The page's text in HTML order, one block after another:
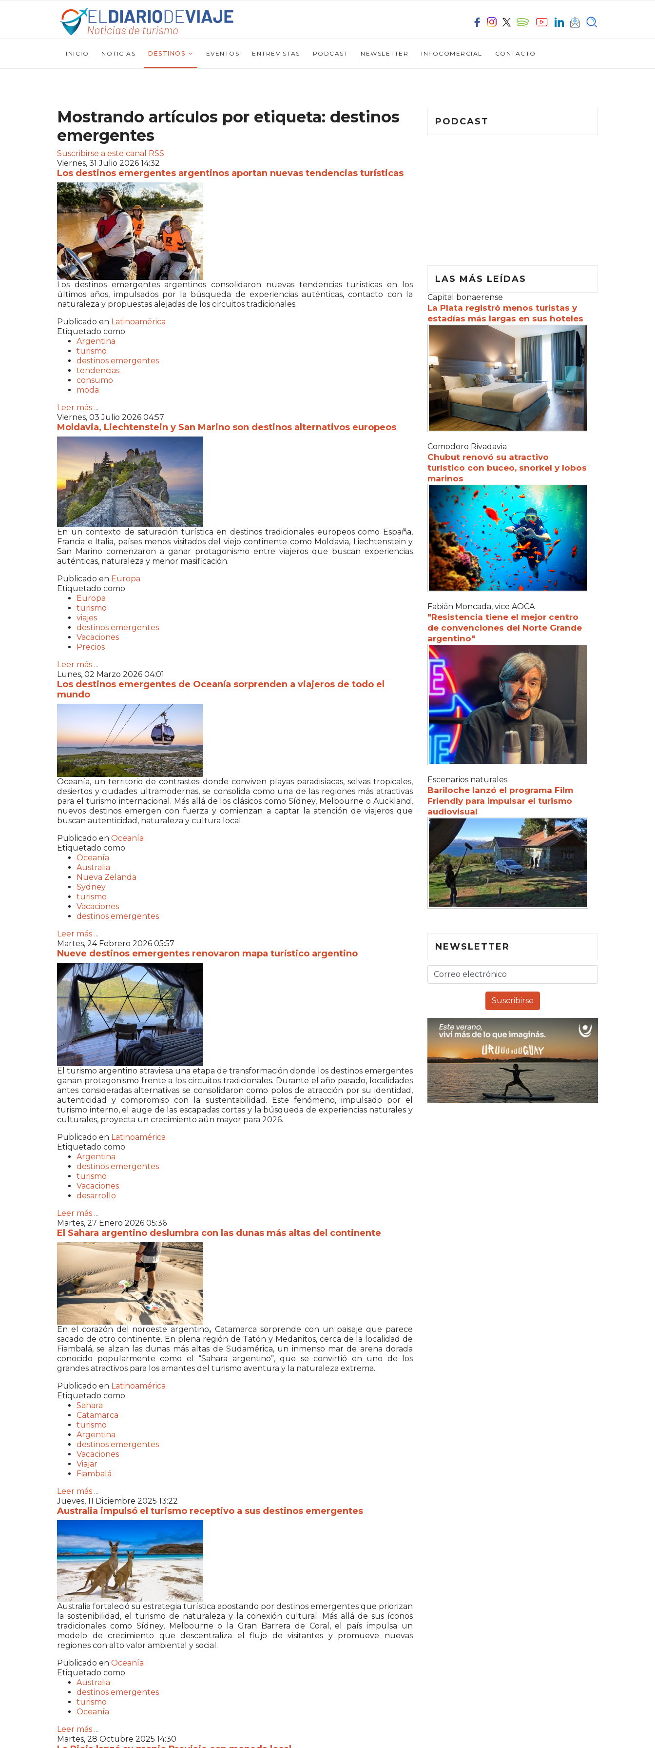
INICIO NOTICIAS DESTINOS EVENTOS ENTREVISTAS PODCAST NEWSLETTER INFOCOMERCIAL CONTACTO
Mostrando artículos por etiqueta: destinos
emergentes
Suscribirse a este canal RSS
Viernes, 31 Julio 2026 14:32
Los destinos emergentes argentinos aportan nuevas tendencias turísticas
Los destinos emergentes argentinos consolidaron nuevas tendencias turísticas en los
últimos años, impulsados por la búsqueda de experiencias auténticas, contacto con la
naturaleza y propuestas alejadas de los circuitos tradicionales.
Publicado en Latinoamérica
Etiquetado como
Argentina
turismo
destinos emergentes
tendencias
consumo
moda
Leer más ...
Viernes, 03 Julio 2026 04:57
Moldavia, Liechtenstein y San Marino son destinos alternativos europeos
En un contexto de saturación turística en destinos tradicionales europeos como España,
Francia e Italia, países menos visitados del viejo continente como Moldavia, Liechtenstein y
San Marino comenzaron a ganar protagonismo entre viajeros que buscan experiencias
auténticas, naturaleza y menor masificación.
Publicado en Europa
Etiquetado como
Europa
turismo
viajes
destinos emergentes
Vacaciones
Precios
Leer más ...
Lunes, 02 Marzo 2026 04:01
Los destinos emergentes de Oceanía sorprenden a viajeros de todo el
mundo
Oceanía, un territorio de contrastes donde conviven playas paradisíacas, selvas tropicales,
desiertos y ciudades ultramodernas, se consolida como una de las regiones más atractivas
para el turismo internacional. Más allá de los clásicos como Sídney, Melbourne o Auckland,
nuevos destinos emergen con fuerza y comienzan a captar la atención de viajeros que
buscan autenticidad, naturaleza y cultura local.
Publicado en Oceanía
Etiquetado como
Oceanía
Australia
Nueva Zelanda
Sydney
turismo
Vacaciones
destinos emergentes
Leer más ...
Martes, 24 Febrero 2026 05:57
Nueve destinos emergentes renovaron mapa turístico argentino
El turismo argentino atraviesa una etapa de transformación donde los destinos emergentes
ganan protagonismo frente a los circuitos tradicionales. Durante el año pasado, localidades
antes consideradas alternativas se consolidaron como polos de atracción por su identidad,
autenticidad y compromiso con la sustentabilidad. Este fenómeno, impulsado por el
turismo interno, el auge de las escapadas cortas y la búsqueda de experiencias naturales y
culturales, proyecta un crecimiento aún mayor para 2026.
Publicado en Latinoamérica
Etiquetado como
Argentina
destinos emergentes
turismo
Vacaciones
desarrollo
Leer más ...
Martes, 27 Enero 2026 05:36
El Sahara argentino deslumbra con las dunas más altas del continente
En el corazón del noroeste argentino,Catamarca sorprende con un paisaje que parece
sacado de otro continente. En plena región de Tatón y Medanitos, cerca de la localidad de
Fiambalá, se alzan las dunas más altas de Sudamérica, un inmenso mar de arena dorada
conocido popularmente como el “Sahara argentino”, que se convirtió en uno de los
grandes atractivos para los amantes del turismo aventura y la naturaleza extrema.
Publicado en Latinoamérica
Etiquetado como
Sahara
Catamarca
turismo
Argentina
destinos emergentes
Vacaciones
Viajar
Fiambalá
Leer más ...
Jueves, 11 Diciembre 2025 13:22
Australia impulsó el turismo receptivo a sus destinos emergentes
Australia fortaleció su estrategia turística apostando por destinos emergentes que priorizan
la sostenibilidad, el turismo de naturaleza y la conexión cultural. Más allá de sus íconos
tradicionales como Sídney, Melbourne o la Gran Barrera de Coral, el país impulsa un
modelo de crecimiento que descentraliza el flujo de visitantes y promueve nuevas
regiones con alto valor ambiental y social.
Publicado en Oceanía
Etiquetado como
Australia
destinos emergentes
turismo
Oceanía
Leer más ...
Martes, 28 Octubre 2025 14:30
PODCAST
LAS MÁS LEÍDAS
Capital bonaerense
La Plata registró menos turistas y
estadías más largas en sus hoteles
Comodoro Rivadavia
Chubut renovó su atractivo
turístico con buceo, snorkel y lobos
marinos
Fabián Moncada, vice AOCA
"Resistencia tiene el mejor centro
de convenciones del Norte Grande
argentino"
Escenarios naturales
Bariloche lanzó el programa Film
Friendly para impulsar el turismo
audiovisual
NEWSLETTER